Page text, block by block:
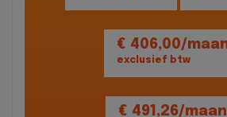
€ 406,00/
exclusief btw
€ 491,26/